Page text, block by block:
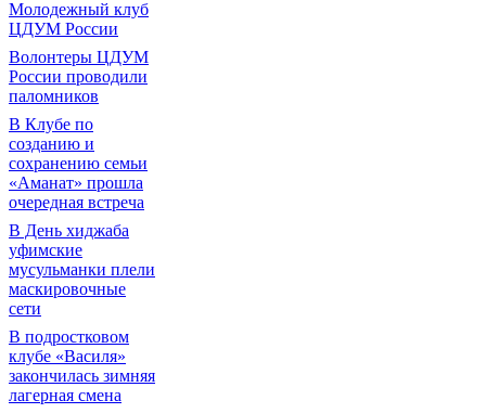
Молодежный клуб
ЦДУМ России
Волонтеры ЦДУМ
России проводили
паломников
В Клубе по
созданию и
сохранению семьи
«Аманат» прошла
очередная встреча
В День хиджаба
уфимские
мусульманки плели
маскировочные
сети
В подростковом
клубе «Василя»
закончилась зимняя
лагерная смена